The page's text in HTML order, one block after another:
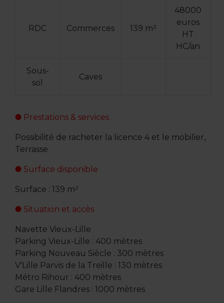
RDC Commerces 139 m²
48000
euros
HT
HC/an
Sous-
sol
Caves
Prestations & services
Possibilité de racheter la licence 4 et le mobilier,
Terrasse
Surface disponible
Surface : 139 m²
Situation et accès
Navette Vieux-Lille
Parking Vieux-Lille : 400 mètres
Parking Nouveau Siècle : 300 mètres
V'Lille Parvis de la Treille : 130 mètres
Métro Rihour : 400 mètres
Gare Lille Flandres : 1000 mètres